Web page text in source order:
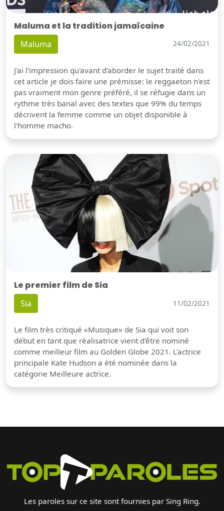
Maluma et la tradition jamaïcaine
Maluma 24/02/2021
J'ai l'impression qu'avant d'aborder le sujet traité dans
cet article je dois faire une prémisse: le reggaeton n'est
pas vraiment mon genre préféré, il se réfugie dans un
rythme très banal avec des textes que 99% du temps
décrivent la femme comme un objet disponible à
l'homme macho.
Le premier film de Sia
Sia 11/02/2021
Le film très critiqué «Musique» de Sia qui voit son
début en tant que réalisatrice vient d'être nominé
comme meilleur film au Golden Globe 2021. L'actrice
principale Kate Hudson a été nominée dans la
catégorie Meilleure actrice.
Les paroles sur ce site sont fournies par Sing Ring.